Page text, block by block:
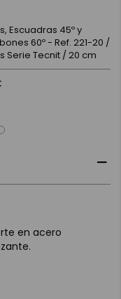
en acero
Escuadras 45º y
60º - Ref. 221-20 /
Serie Tecnit / 20 cm